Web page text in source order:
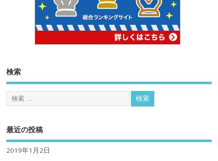
検索
最近の投稿
2019年1月2日